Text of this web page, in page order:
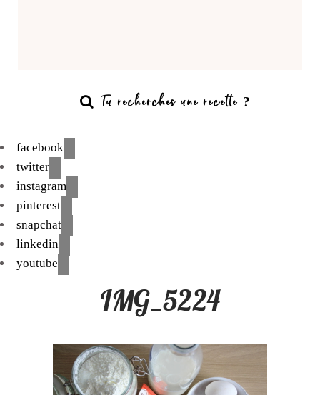
facebook
twitter
instagram
pinterest
snapchat
linkedin
youtube
IMG_5224